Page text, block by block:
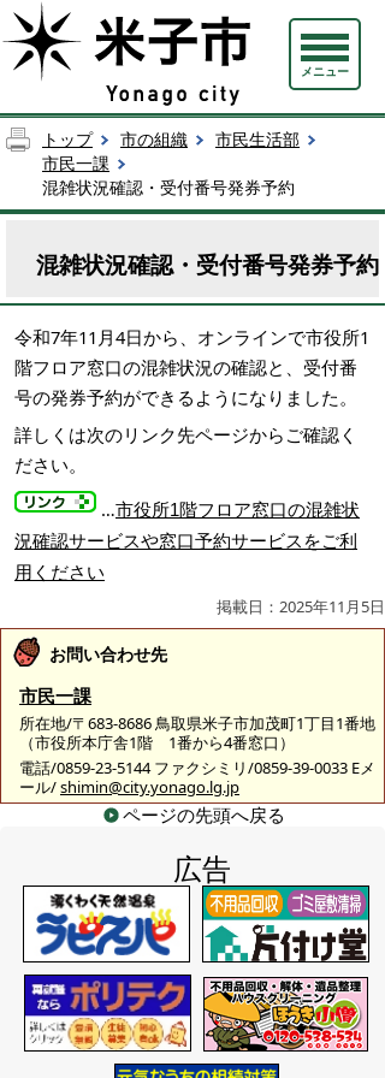
メニュー
トップ 市の組織
市民生活部
市民一課
混雑状況確認・受付番号発券予約
混雑状況確認・受付番号発券予約
令和7年11月4日から、オンラインで市役所1
階フロア窓口の混雑状況の確認と、受付番
号の発券予約ができるようになりました。
詳しくは次のリンク先ページからご確認く
ださい。
…市役所1階フロア窓口の混雑状
況確認サービスや窓口予約サービスをご利
用ください
掲載日：2025年11月5日
お問い合わせ先
市民一課
所在地/〒683-8686 鳥取県米子市加茂町1丁目1番地
（市役所本庁舎1階 1番から4番窓口）
電話/0859-23-5144 ファクシミリ/0859-39-0033 Eメ
ール/shimin@city.yonago.lg.jp
ページの先頭へ戻る
広告